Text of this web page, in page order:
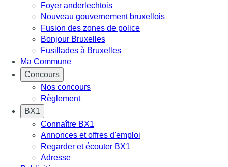
Foyer anderlechtois
Nouveau gouvernement bruxellois
Fusion des zones de police
Bonjour Bruxelles
Fusillades à Bruxelles
Ma Commune
Concours
Nos concours
Règlement
BX1
Connaître BX1
Annonces et offres d'emploi
Regarder et écouter BX1
Adresse